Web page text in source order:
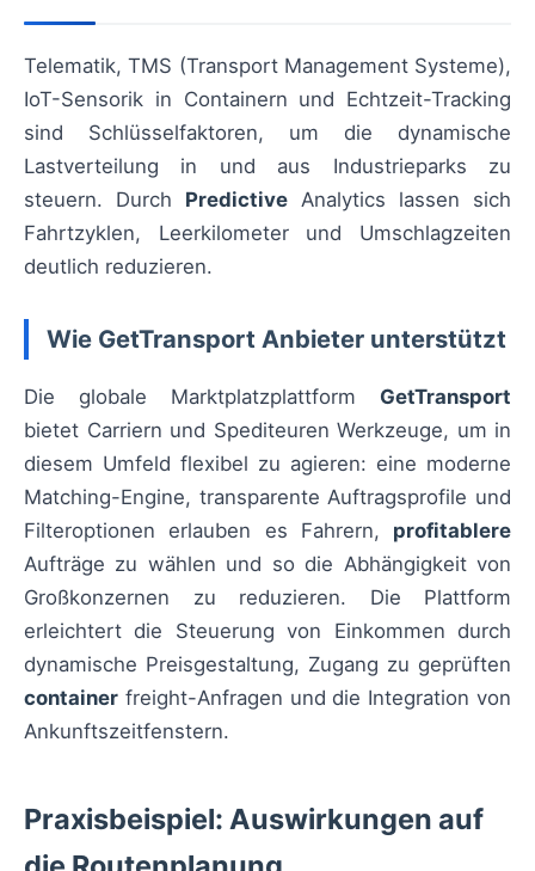
Telematik, TMS (Transport Management Systeme),
IoT-Sensorik in Containern und Echtzeit-Tracking
sind Schlüsselfaktoren, um die dynamische
Lastverteilung in und aus Industrieparks zu
steuern. Durch Predictive Analytics lassen sich
Fahrtzyklen, Leerkilometer und Umschlagzeiten
deutlich reduzieren.
Wie GetTransport Anbieter unterstützt
Die globale Marktplatzplattform GetTransport
bietet Carriern und Spediteuren Werkzeuge, um in
diesem Umfeld flexibel zu agieren: eine moderne
Matching-Engine, transparente Auftragsprofile und
Filteroptionen erlauben es Fahrern, profitablere
Aufträge zu wählen und so die Abhängigkeit von
Großkonzernen zu reduzieren. Die Plattform
erleichtert die Steuerung von Einkommen durch
dynamische Preisgestaltung, Zugang zu geprüften
container freight-Anfragen und die Integration von
Ankunftszeitfenstern.
Praxisbeispiel: Auswirkungen auf